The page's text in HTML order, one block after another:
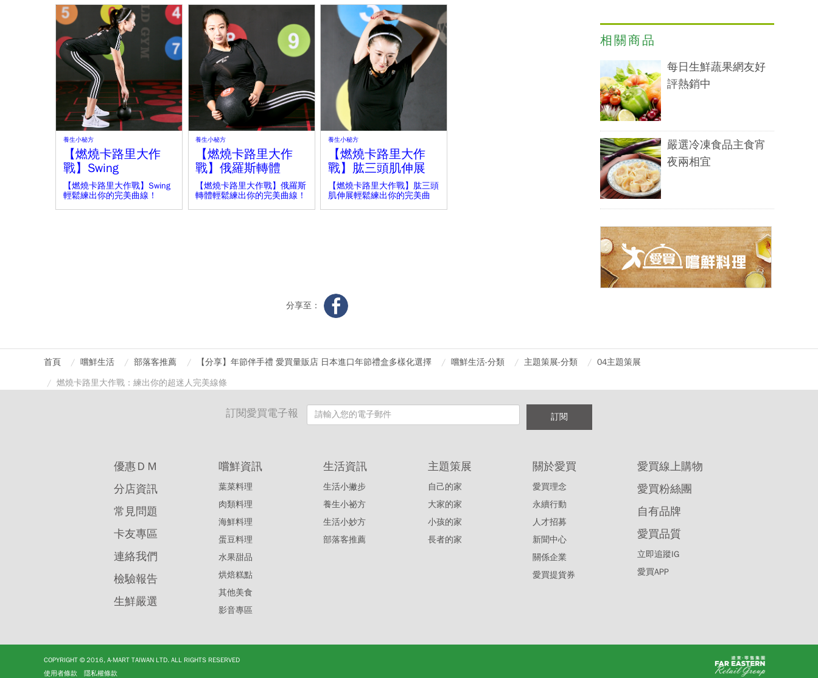
養生小秘方
【燃燒卡路里大作
戰】Swing
【燃燒卡路里大作戰】Swing
輕鬆練出你的完美曲線！
養生小秘方
【燃燒卡路里大作
戰】俄羅斯轉體
【燃燒卡路里大作戰】俄羅斯
轉體輕鬆練出你的完美曲線！
養生小秘方
【燃燒卡路里大作
戰】肱三頭肌伸展
【燃燒卡路里大作戰】肱三頭
肌伸展輕鬆練出你的完美曲
分享至：
相關商品
每日生鮮蔬果網友好
評熱銷中
嚴選冷凍食品主食宵
夜兩相宜
首頁 嚐鮮生活 部落客推薦 【分享】年節伴手禮 愛買量販店 日本進口年節禮盒多樣化選擇 嚐鮮生活-分類 主題策展-分類
04主題策展
燃燒卡路里大作戰：練出你的超迷人完美線條
訂閱愛買電子報 訂閱
優惠ＤＭ
分店資訊
常見問題
卡友專區
連絡我們
檢驗報告
生鮮嚴選
嚐鮮資訊
葉菜料理
肉類料理
海鮮料理
蛋豆料理
水果甜品
烘焙糕點
其他美食
影音專區
生活資訊
生活小撇步
養生小祕方
生活小妙方
部落客推薦
主題策展
自己的家
大家的家
小孩的家
長者的家
關於愛買
愛買理念
永續行動
人才招募
新聞中心
關係企業
愛買提貨券
愛買線上購物
愛買粉絲團
自有品牌
愛買品質
立即追蹤IG
愛買APP
COPYRIGHT © 2016, A-MART TAIWAN LTD. ALL RIGHTS RESERVED
使用者條款
隱私權條款